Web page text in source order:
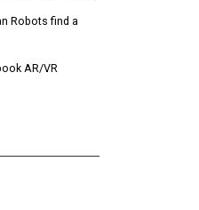
Robots find a
AR/VR